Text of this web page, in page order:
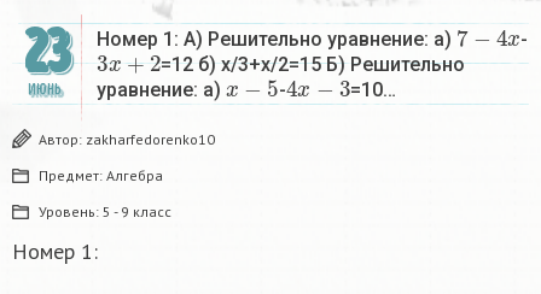
23
ИЮНЬ
Номер 1: А) Решительно уравнение: а)
7− x
-
3x+2
=12 б) x/3+x/2=15 Б) Решительно
уравнение: а)
x− 5
-
4 x− 3
=10…
Автор: zakharfedorenko10
Предмет: Алгебра
Уровень: 5 - 9 класс
Номер 1: